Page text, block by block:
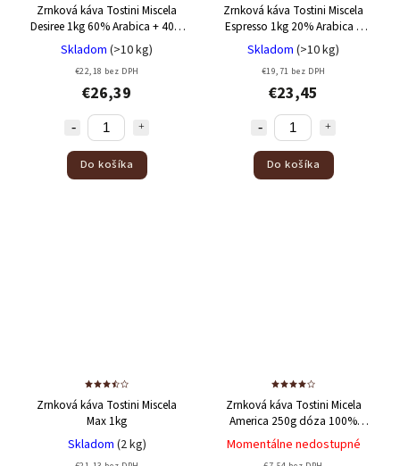
Zrnková káva Tostini Miscela
Desiree 1kg60% Arabica + 40%
Robusta
Skladom (>10 kg)
€22,18 bez DPH
€26,39
Do košíka
Zrnková káva Tostini Miscela
Espresso 1kg 20% Arabica +
80% Robusta
Skladom (>10 kg)
€19,71 bez DPH
€23,45
Do košíka
Zrnková káva Tostini Miscela
Max 1kg
Skladom (2 kg)
Zrnková káva Tostini Micela
America 250g dóza 100%
Arabica
Momentálne nedostupné